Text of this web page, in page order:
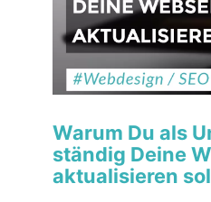
Warum Du als
ständig Deine
aktualisieren